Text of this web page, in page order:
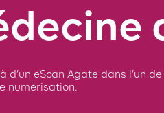
eScan Agate dans l’un
numérisation.